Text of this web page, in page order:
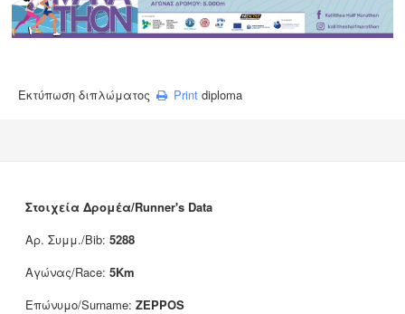
Volunteering
Results
Εκτύπωση διπλώματος Print diploma
Στοιχεία Δρομέα/Runner's Data
Αρ. Συμμ./Bib: 5288
Αγώνας/Race: 5Km
Επώνυμο/Surname: ZEPPOS